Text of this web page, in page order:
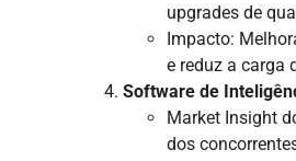
upgrades de
Impacto:
e reduz a carga
Software de
Market Insight
dos